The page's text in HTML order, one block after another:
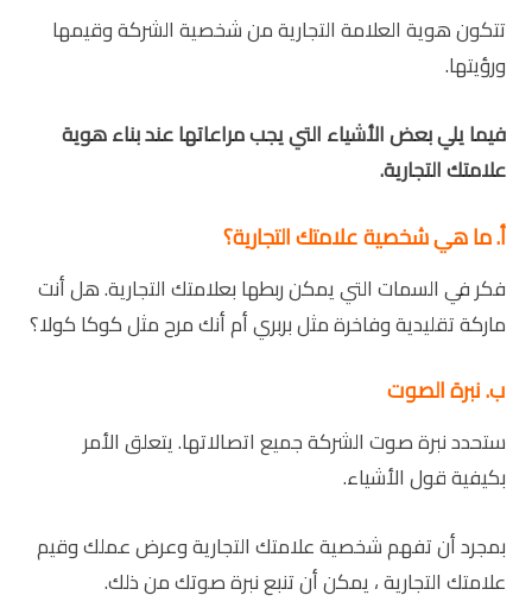
تتكون هوية العلامة التجارية من شخصية الشركة وقيمها
ورؤيتها.
فيما يلي بعض الأشياء التي يجب مراعاتها عند بناء هوية
علامتك التجارية.
أ. ما هي شخصية علامتك التجارية؟
فكر في السمات التي يمكن ربطها بعلامتك التجارية. هل أنت
ماركة تقليدية وفاخرة مثل بربري أم أنك مرح مثل كوكا كولا؟
ب. نبرة الصوت
ستحدد نبرة صوت الشركة جميع اتصالاتها. يتعلق الأمر
بكيفية قول الأشياء.
بمجرد أن تفهم شخصية علامتك التجارية وعرض عملك وقيم
علامتك التجارية ، يمكن أن تنبع نبرة صوتك من ذلك.